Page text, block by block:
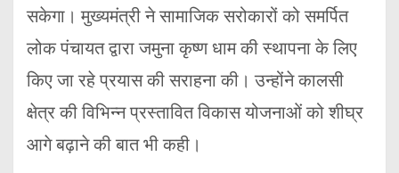
सकेगा। मुख्यमंत्री ने सामाजिक सरोकारों को समर्पित
लोक पंचायत द्वारा जमुना कृष्ण धाम की स्थापना के लिए
किए जा रहे प्रयास की सराहना की। उन्होंने कालसी
क्षेत्र की विभिन्न प्रस्तावित विकास योजनाओं को शीघ्र
आगे बढ़ाने की बात भी कही।